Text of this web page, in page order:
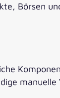
Börsen